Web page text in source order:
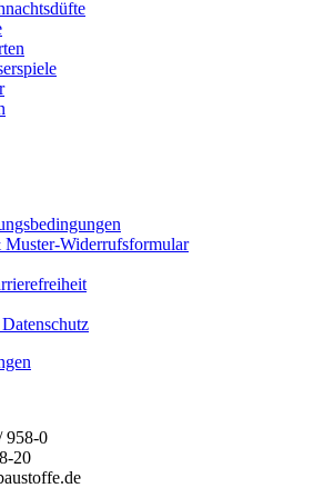
Widerrufsformular
958-0
20